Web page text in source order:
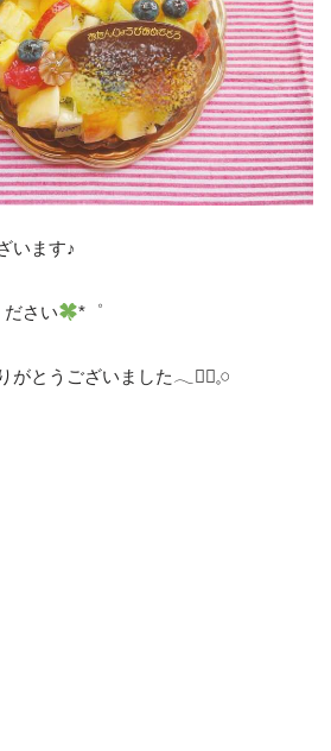
います♪
さい *゜
がとうございました𓂃❁⃘𓈒𓏸